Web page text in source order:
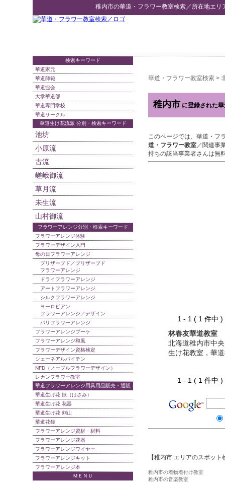
稚内市の華道・フラワー教室検索／所在地エリ
華道・フラワー教室検索 >
稚内市 に登録された
このページでは、華道・フ
道・フラワー教室／関連事
持ちの該当事業者さんは無
1 - 1 ( 1 件
林春友華道教室
北海道稚内市中
生け花教室，華
1 - 1 ( 1 件
【稚内市 エリアのスポット
稚内市の着物着付け教室
稚内市の音楽教室
検索キーワード
華道家元
華道師範
華道協会
大学華道部
華道専門学校
華道サークル
華道生け花流派 分別・検索キーワード
池坊
小原流
古流
嵯峨御流
草月流
未生流
山村御流
フラワーアレンジ分別・検索キーワード
フラワーアレンジ体験
フラワーデザイン入門
母の日フラワーアレンジ
プリザーブド／ブリザーブド
フラワーアレンジ
ドライフラワーアレンジ
アートフラワーアレンジ
シルクフラワーアレンジ
ヨーロピアン
フラワーアレンジ／デザイン
パリフラワーアレンジ
フラワーアレンジブーケ
フラワーアレンジ和風
フラワーデザイン資格検定
シェーネアルバイテン
NFD（ノーブルフラワーデザイン）
レカンフラワー教室
華道フラワーアレンジ用具用品販売・通販
華道生け花 鋏（はさみ）
華道生け花 花器
華道生け花 剣山
華道花袋
フラワーアレンジ資材・材料
フラワーアレンジ花器
フラワーアレンジワイヤー
フラワーアレンジキット
フラワーアレンジ本
ＭＥＮＵ